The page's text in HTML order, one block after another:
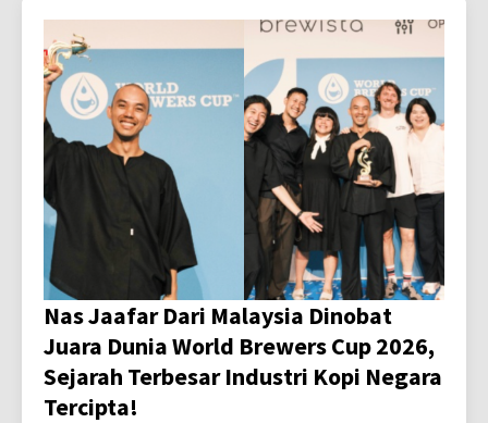
Nas Jaafar Dari Malaysia Dinobat
Juara Dunia World Brewers Cup 2026,
Sejarah Terbesar Industri Kopi Negara
Tercipta!